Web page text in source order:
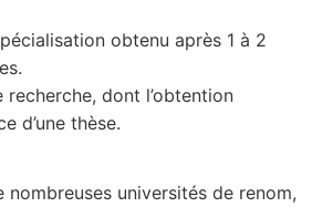
obtenu après 1 à 2
dont l’obtention
d’une thèse.
nombreuses universités de renom,